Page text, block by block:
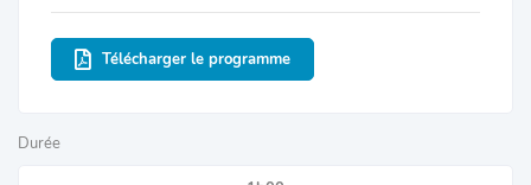
Télécharger le programme
Durée